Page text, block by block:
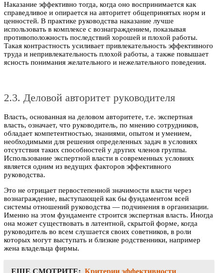
Наказание эффективно тогда, когда оно воспринимается как
справедливое и опирается на авторитет общепринятых норм и
ценностей. В практике руководства наказание лучше
использовать в комплексе с вознаграждением, показывая
противоположность последствий хорошей и плохой работы.
Такая контрастность усиливает привлекательность эффективного
труда и непривлекательность плохой работы, а также повышает
ясность понимания желательного и нежелательного поведения.
2.3. Деловой авторитет руководителя
Власть, основанная на деловом авторитете, т.е. экспертная
власть, означает, что руководитель, по мнению сотрудников,
обладает компетентностью, знаниями, опытом и умением,
необходимыми для решения определенных задач в условиях
отсутствия таких способностей у других членов группы.
Использование экспертной власти в современных условиях
является одним из ведущих факторов эффективного
руководства.
Это не отрицает первостепенной значимости власти через
вознаграждение, выступающей как бы фундаментом всей
системы отношений руководства — подчинения в организации.
Именно на этом фундаменте строится экспертная власть. Иногда
она может существовать в латентной, скрытой форме, когда
руководитель во всем слушается своих советников, в роли
которых могут выступать и близкие родственники, например
жена владельца фирмы.
ЕЩЕ СМОТРИТЕ: Критерии эффективности